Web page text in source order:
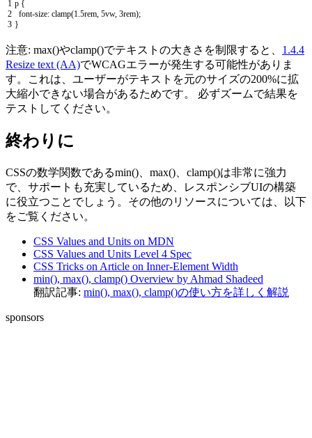
1
2
3
p {
font-size: clamp(1.5rem 5vw, 3rem);
}
注意: max()やclamp()でテキストの大きさを制限すると、 1.4.4
Resize text (AA)でWCAGエラーが発生する可能性がありま
す。これは、ユーザーがテキストを元のサイズの200%に拡
大縮小できない場合があるためです。 必ずズームで結果を
テストしてください。
終わりに
CSSの数学関数であるmin() max() clamp()は非常に強力
で、サポートも充実しているため、レスポンシブUIの構築
に役立つことでしょう。その他のリソースについては、以下
をご覧ください。
CSS Values and Units on MDN
CSS Values and Units Level 4 Spec
CSS Tricks on Article on Inner-Element Width
min(), max(), clamp() Overview by Ahmad Shadeed
翻訳記事: min(), max(), clamp()の使い方を詳しく解説
sponsors